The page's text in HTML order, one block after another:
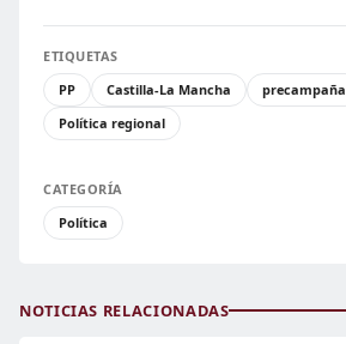
ETIQUETAS
PP
Castilla-La Mancha precampaña
Política regional
CATEGORÍA
Política
NOTICIAS RELACIONADAS